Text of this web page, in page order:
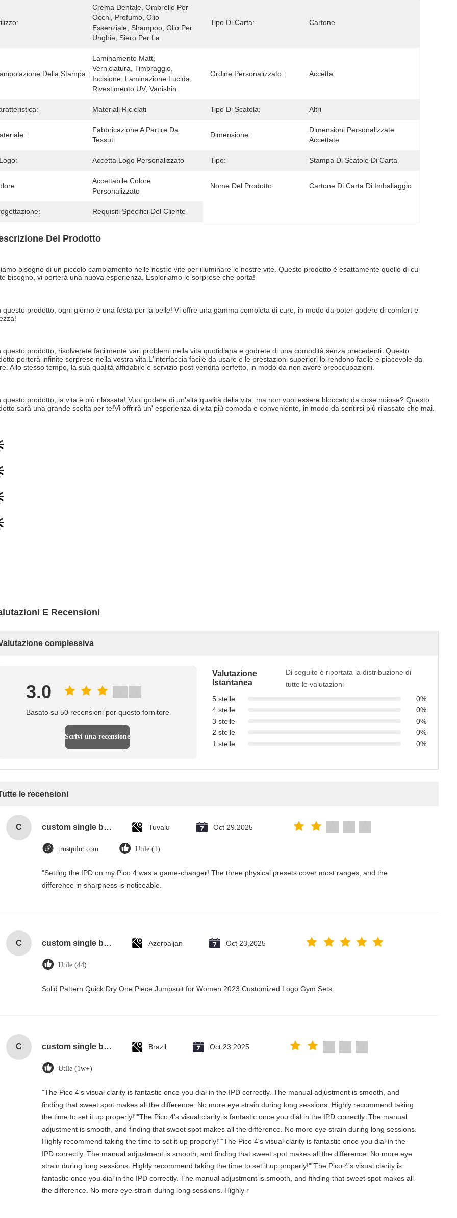
Crema Dentale, Ombrello Per
Occhi, Profumo, Olio
Essenziale, Shampoo, Olio Per
Unghie, Siero Per La
Tipo Di Carta: Cartone
Della Stampa:
Laminamento Matt,
Verniciatura, Timbraggio,
Incisione, Laminazione Lucida,
Rivestimento UV, Vanishin
Ordine Personalizzato: Accetta.
Materiali Riciclati Tipo Di Scatola: Altri
Fabbricazione A Partire Da
Tessuti
Dimensione:
Dimensioni Personalizzate
Accettate
Accetta Logo Personalizzato Tipo: Stampa Di Scatole Di Carta
Accettabile Colore
Personalizzato
Nome Del Prodotto: Cartone Di Carta Di Imballaggio
Requisiti Specifici Del Cliente
Del Prodotto
bisogno di un piccolo cambiamento nelle nostre vite per illuminare le nostre vite. Questo prodotto è esattamente quello di cui
bisogno, vi porterà una nuova esperienza. Esploriamo le sorprese che porta!
questo prodotto, ogni giorno è una festa per la pelle! Vi offre una gamma completa di cure, in modo da poter godere di comfort e
questo prodotto, risolverete facilmente vari problemi nella vita quotidiana e godrete di una comodità senza precedenti. Questo
porterà infinite sorprese nella vostra vita.L'interfaccia facile da usare e le prestazioni superiori lo rendono facile e piacevole da
Allo stesso tempo, la sua qualità affidabile e servizio post-vendita perfetto, in modo da non avere preoccupazioni.
questo prodotto, la vita è più rilassata! Vuoi godere di un'alta qualità della vita, ma non vuoi essere bloccato da cose noiose? Questo
sarà una grande scelta per te!Vi offrirà un' esperienza di vita più comoda e conveniente, in modo da sentirsi più rilassato che mai.
E Recensioni
complessiva
3.0
Basato su 50 recensioni per questo fornitore
Scrivi una recensione
Valutazione
Istantanea
Di seguito è riportata la distribuzione di
tutte le valutazioni
5 stelle
0%
4 stelle
0%
3 stelle
0%
2 stelle
0%
1 stelle
0%
le recensioni
C custom single bottle packaging paper wine gift glass bag 2 bottle black wine tote carry bags Tuvalu Oct 29.2025
trustpilot.com Utile (1)
"Setting the IPD on my Pico 4 was a game-changer! The three physical presets cover most ranges, and the
difference in sharpness is noticeable.
C custom single bottle packaging paper wine gift glass bag 2 bottle black wine tote carry bags Azerbaijan Oct 23.2025
Utile (44)
Solid Pattern Quick Dry One Piece Jumpsuit for Women 2023 Customized Logo Gym Sets
C custom single bottle packaging paper wine gift glass bag 2 bottle black wine tote carry bags Brazil Oct 23.2025
Utile (1w+)
"The Pico 4's visual clarity is fantastic once you dial in the IPD correctly. The manual adjustment is smooth, and
finding that sweet spot makes all the difference. No more eye strain during long sessions. Highly recommend taking
the time to set it up properly!""The Pico 4's visual clarity is fantastic once you dial in the IPD correctly. The manual
adjustment is smooth, and finding that sweet spot makes all the difference. No more eye strain during long sessions.
Highly recommend taking the time to set it up properly!""The Pico 4's visual clarity is fantastic once you dial in the
IPD correctly. The manual adjustment is smooth, and finding that sweet spot makes all the difference. No more eye
strain during long sessions. Highly recommend taking the time to set it up properly!""The Pico 4's visual clarity is
fantastic once you dial in the IPD correctly. The manual adjustment is smooth, and finding that sweet spot makes all
the difference. No more eye strain during long sessions. Highly r